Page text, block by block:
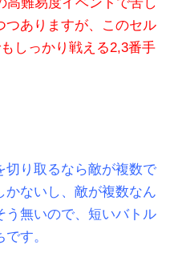
つありますが、このセル
しっかり戦える2,3番手
切り取るなら敵が複数で
かないし、敵が複数なん
う無いので、短いバトル
す。